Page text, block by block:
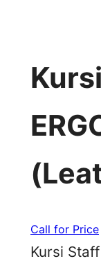
Call for Price
Kursi